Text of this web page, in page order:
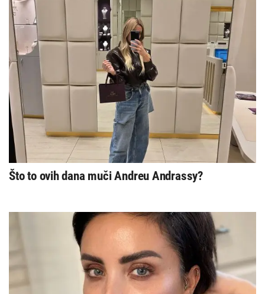
Što to ovih dana muči Andreu Andrassy?